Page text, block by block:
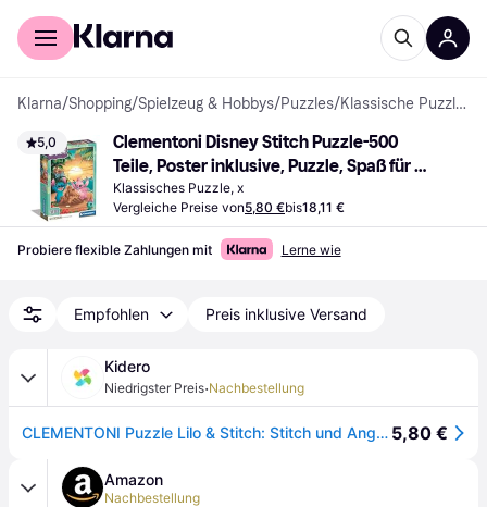
Für Shopper
Klarna/Shopping/Spielzeug & Hobbys/Puzzles/ Klassische Puzzles
5,0
Clementoni Disney Stitch Puzzle-500
Teile, Poster inklusive, Puzzle, Spaß für
Erwachsene, Made in Italy, 35547,
Mehrfarbig
Klassisches Puzzle, x
Vergleiche Preise von5,80 €bis18,11 €
Probiere flexible Zahlungen mit Lerne wie
Empfohlen Preis inklusive Versand
Kidero
Niedrigster Preis·Nachbestellung
CLEMENTONI Puzzle Lilo & Stitch: Stitch und Angel 500 Teile 5,80 €
Amazon
Nachbestellung